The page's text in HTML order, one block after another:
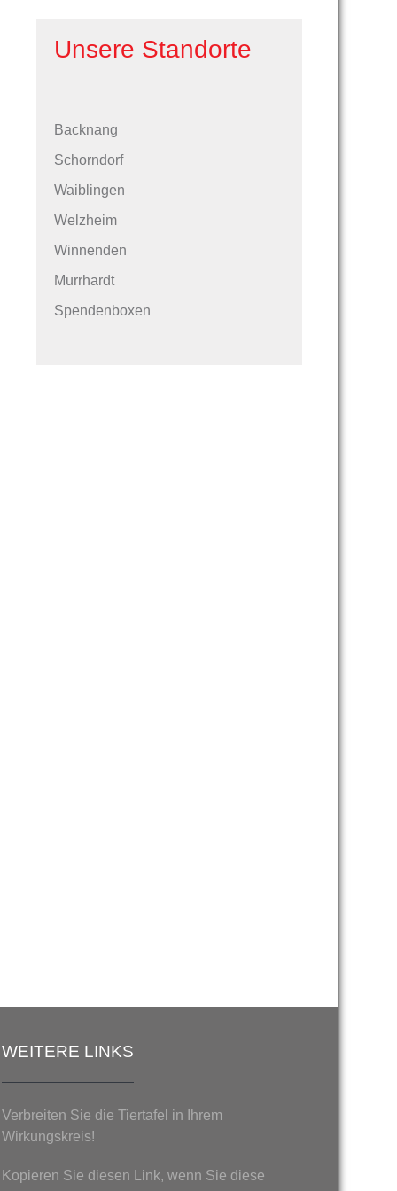
Unsere Standorte
Backnang
Schorndorf
Waiblingen
Welzheim
Winnenden
Murrhardt
Spendenboxen
WEITERE LINKS
Verbreiten Sie die Tiertafel in Ihrem
Wirkungskreis!
Kopieren Sie diesen Link, wenn Sie diese